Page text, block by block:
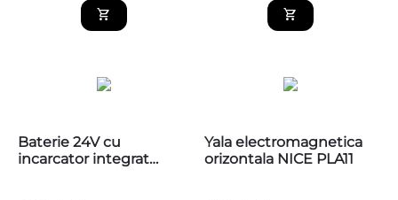
Baterie 24V cu
incarcator integrat
Yala electromagnetica
orizontala NICE PLA11